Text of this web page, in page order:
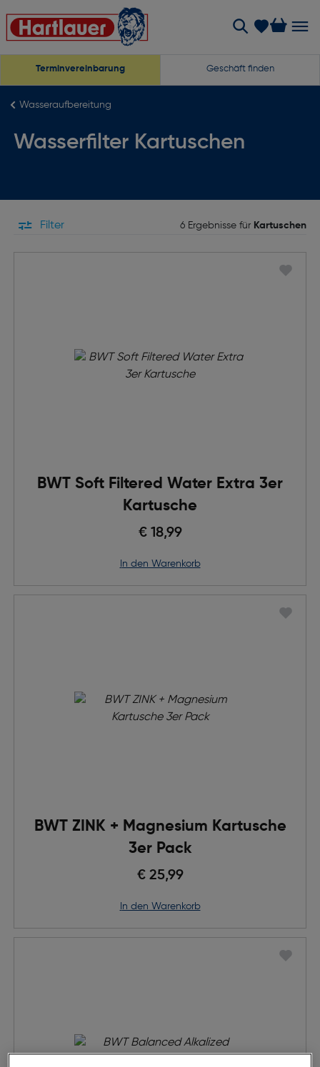
Terminvereinbarung Geschäft finden
Wasseraufbereitung
Wasserfilter Kartuschen
Filter 6 Ergebnisse für Kartuschen
BWT Soft Filtered Water Extra 3er
Kartusche
€ 18,99
in den Warenkorb
BWT ZINK + Magnesium Kartusche
3er Pack
€ 25,99
in den Warenkorb